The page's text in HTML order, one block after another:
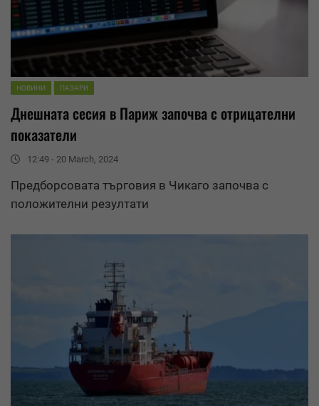
НОВИНИ ПАЗАРИ
Днешната сесия в Париж започва с отрицателни
показатели
12:49 - 20 March, 2024
Предборсовата търговия в Чикаго започва с
положителни резултати